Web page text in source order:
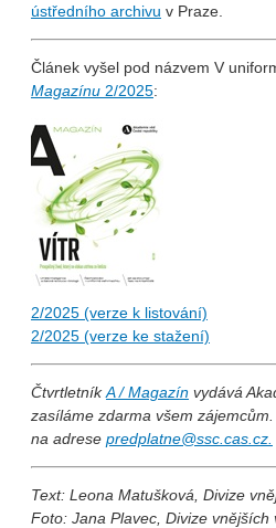
ústředního archivu v Praze.
Článek vyšel pod názvem V
Magazínu 2/2025:
2/2025 (verze k listování)
2/2025 (verze ke stažení)
ČtvrtletníkA / Magazín vydává
zasíláme zdarma všem
na adrese predplatne@ssc.cas.cz.
Text: Leona Matušková, Divize
Foto: Jana Plavec, Divize vnějších